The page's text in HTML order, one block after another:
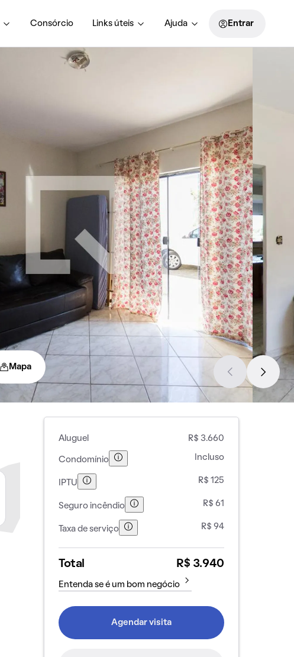
Consórcio Links úteis Ajuda Entrar
Mapa
Aluguel R$ 3.660
Condomínio Incluso
IPTU R$ 125
Seguro incêndio R$ 61
Taxa de serviço R$ 94
Total R$ 3.940
Entenda se é um bom negócio
Agendar visita